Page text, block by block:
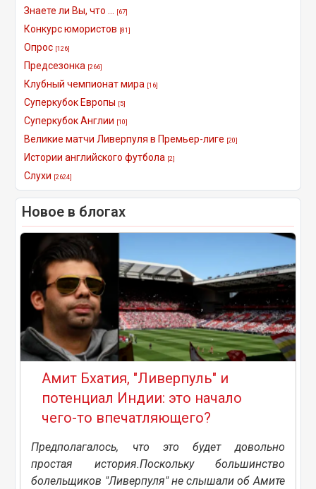
Знаете ли Вы, что ... [67]
Конкурс юмористов [81]
Опрос [126]
Предсезонка [266]
Клубный чемпионат мира [16]
Суперкубок Европы [5]
Суперкубок Англии [10]
Великие матчи Ливерпуля в Премьер-лиге [20]
Истории английского футбола [2]
Слухи [2624]
Новое в блогах
Амит Бхатия, "Ливерпуль" и
потенциал Индии: это начало
чего-то впечатляющего?
Предполагалось, что это будет довольно
простая история.Поскольку большинство
болельщиков "Ливерпуля" не слышали об Амите